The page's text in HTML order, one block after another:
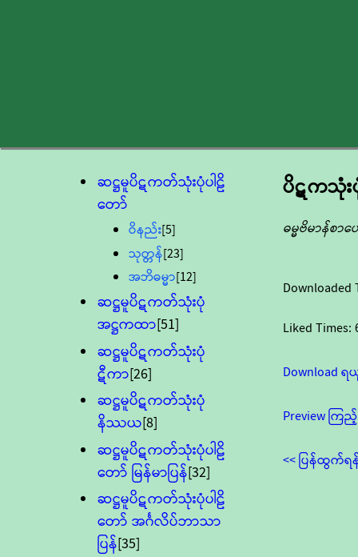
ဆဋ္ဌမူပိဋကတ်သုံးပုံပါဠိ
တော်
ဝိနည်း[5]
သုတ္တန်[23]
အဘိဓမ္မာ[12]
ဆဋ္ဌမူပိဋကတ်သုံးပုံ
အဋ္ဌကထာ[51]
ဆဋ္ဌမူပိဋကတ်သုံးပုံ
ဋီကာ[26]
ဆဋ္ဌမူပိဋကတ်သုံးပုံ
နိဿယ[8]
ဆဋ္ဌမူပိဋကတ်သုံးပုံပါဠိ
တော် မြန်မာပြန်[32]
ဆဋ္ဌမူပိဋကတ်သုံးပုံပါဠိ
တော် အင်္ဂလိပ်ဘာသာ
ပြန်[35]
ပိဋကသုံ
ဓမ္မဗိမာန်စာပ
Downloaded
Liked Times:
Download
Preview ကြ
<< ပြန်ထွက်ရ